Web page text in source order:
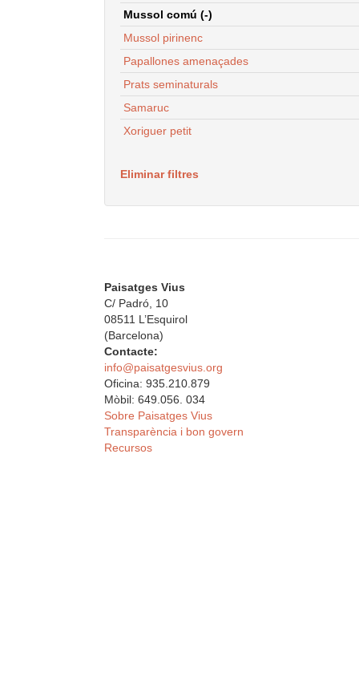
Mussol comú (-)
Mussol pirinenc
Papallones amenaçades
Prats seminaturals
Samaruc
Xoriguer petit
Eliminar filtres
Paisatges Vius
C/ Padró, 10
08511 L’Esquirol
(Barcelona)
Contacte:
info@paisatgesvius.org
Oficina: 935.210.879
Mòbil: 649.056. 034
Sobre Paisatges Vius
Transparència i bon govern
Recursos